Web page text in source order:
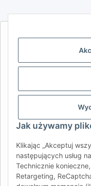
Jak używamy
Klikając „Akceptuj
następujących usług
Technicznie
Retargeting,
AFATEK
DE AT
SE FI